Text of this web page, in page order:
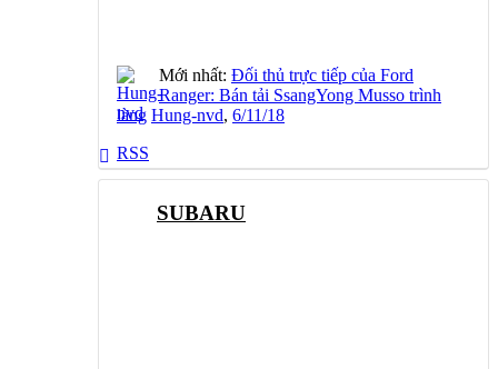
Mới nhất: Đối thủ trực tiếp của Ford
Ranger: Bán tải SsangYong Musso trình
làng Hung-nvd, 6/11/18
RSS
SUBARU